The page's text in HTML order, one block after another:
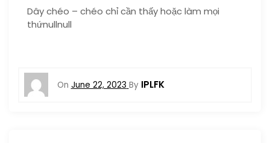
Dây chéo – chéo chỉ cần thấy hoặc làm mọi
thứnullnull
On June 22, 2023 By IPLFK